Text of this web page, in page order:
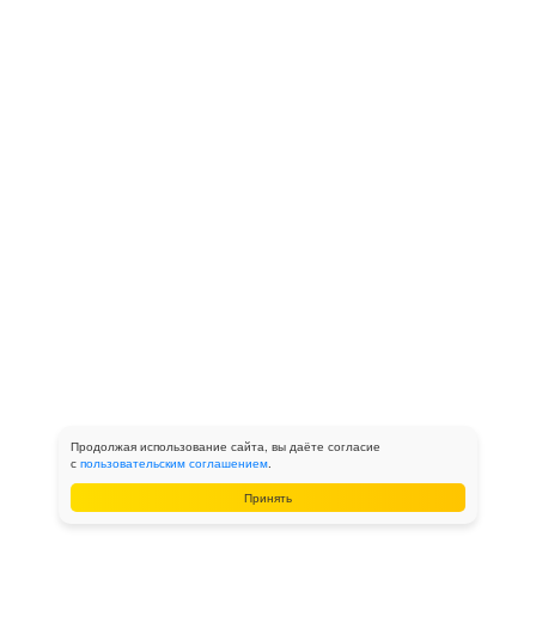
Продолжая использование сайта, вы даёте согласие
с пользовательским соглашением.
Принять